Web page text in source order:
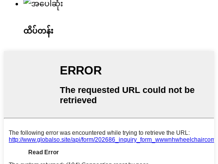
ထိပ်တန်း